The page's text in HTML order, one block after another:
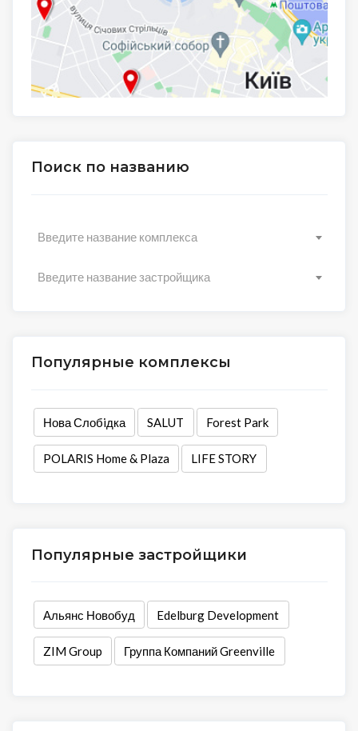
Поиск по названию
Введите название комплекса
Введите название застройщика
Популярные комплексы
Нова Слобiдка SALUT Forest Park
POLARIS Home & Plaza LIFE STORY
Популярные застройщики
Альянс Новобуд Edelburg Development
ZIM Group Группа Компаний Greenville